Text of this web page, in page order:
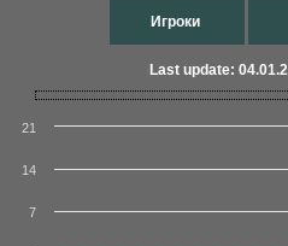
Игроки
Last update:
7
14
21